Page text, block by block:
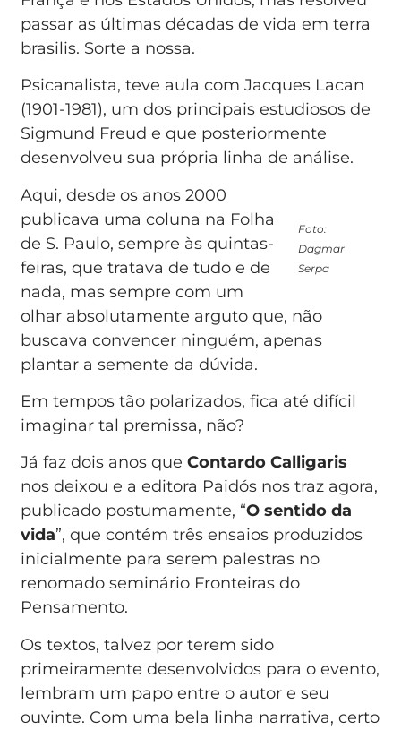
passar as últimas décadas de vida em terra
brasilis. Sorte a nossa.
Psicanalista, teve aula com Jacques Lacan
(1901-1981), um dos principais estudiosos de
Sigmund Freud e que posteriormente
desenvolveu sua própria linha de análise.
Foto:
Dagmar
Serpa
Aqui, desde os anos 2000
publicava uma coluna na Folha
de S. Paulo, sempre às quintas-
feiras, que tratava de tudo e de
nada, mas sempre com um
olhar absolutamente arguto que, não
buscava convencer ninguém, apenas
plantar a semente da dúvida.
Em tempos tão polarizados, fica até difícil
imaginar tal premissa, não?
Já faz dois anos queContardo Calligaris
nos deixou e a editora Paidós nos traz agora,
publicado postumamente, “O sentido da
vida”, que contém três ensaios produzidos
inicialmente para serem palestras no
renomado seminário Fronteiras do
Pensamento.
Os textos, talvez por terem sido
primeiramente desenvolvidos para o evento,
lembram um papo entre o autor e seu
ouvinte. Com uma bela linha narrativa, certo